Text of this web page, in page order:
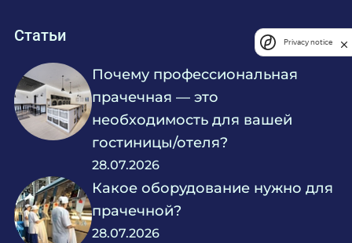
Статьи
Почему профессиональная
прачечная — это
необходимость для вашей
гостиницы/отеля?
28.07.2026
Какое оборудование нужно для
прачечной?
28.07.2026
Privacy notice